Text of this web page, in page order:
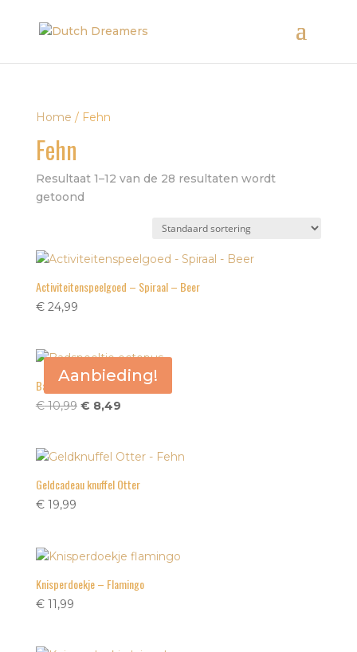
Home / Fehn
Fehn
Resultaat 1–12 van de 28 resultaten wordt
getoond
Activiteitenspeelgoed – Spiraal – Beer
€24,99
Aanbieding!
Badspeeltje octopus
€10,99 Oorspronkelijke
€ 10,99.
€ 8,49Huidige
€ 8,49.
Geldcadeau knuffel Otter
€19,99
Knisperdoekje – Flamingo
€11,99